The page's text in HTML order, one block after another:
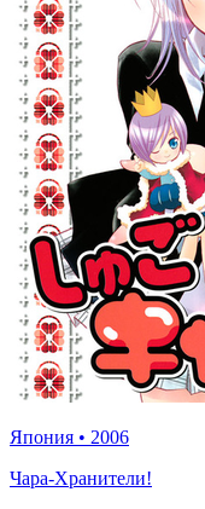
Япония • 2006
Чара-Хранители!